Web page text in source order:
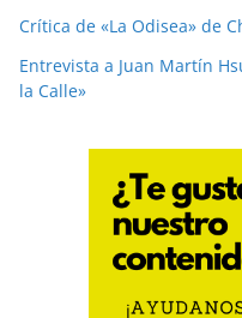
Crítica de «La Odisea» de
Entrevista a Juan Martín
la Calle»